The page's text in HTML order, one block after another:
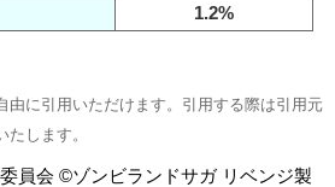
1.2%
に引用いただけます。引用する際は引用元
します。
員会 ©ゾンビランドサガ リベンジ製